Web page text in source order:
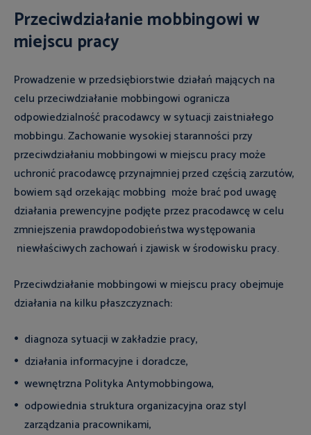
Przeciwdziałanie mobbingowi w
miejscu pracy
Prowadzenie w przedsiębiorstwie działań mających na
celu przeciwdziałanie mobbingowi ogranicza
odpowiedzialność pracodawcy w sytuacji zaistniałego
mobbingu. Zachowanie wysokiej staranności przy
przeciwdziałaniu mobbingowi w miejscu pracy może
uchronić pracodawcę przynajmniej przed częścią zarzutów,
bowiem sąd orzekając mobbing może brać pod uwagę
działania prewencyjne podjęte przez pracodawcę w celu
zmniejszenia prawdopodobieństwa występowania
niewłaściwych zachowań i zjawisk w środowisku pracy.
Przeciwdziałanie mobbingowi w miejscu pracy obejmuje
działania na kilku płaszczyznach:
diagnoza sytuacji w zakładzie pracy,
działania informacyjne i doradcze,
wewnętrzna Polityka Antymobbingowa,
odpowiednia struktura organizacyjna oraz styl
zarządzania pracownikami,